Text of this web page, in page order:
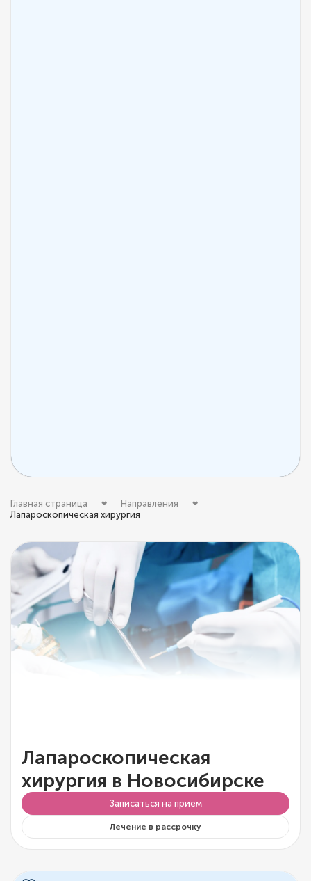
Главная страница
Направления
Лапароскопическая хирургия
Лапароскопическая
хирургия в Новосибирске
Записаться на прием
Лечение в рассрочку